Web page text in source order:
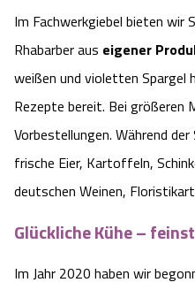
Vital
Quad
Designer
Adventure
Vegan,
Die
Veranstaltungen &
Hoher Kontrast Modus:
Schriftgröße:
Im Fachwerkgiebel bieten wir
Rhabarber aus eigener
weißen und violetten Spargel
Rezepte bereit. Bei größeren
Vorbestellungen. Während
frische Eier, Kartoffeln,
deutschen Weinen,
Glückliche Kühe –
Im Jahr 2020 haben wir